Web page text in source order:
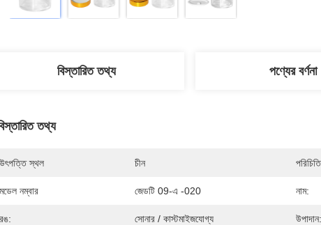
বিস্তারিত তথ্য পণ্যের বর্ণনা
তথ্য
উৎপত্তি স্থল চীন
মডেল নম্বার জেডটি 09-এ -020 নাম:
রঙ: সোনার / কাস্টমাইজযোগ্য উপাদান: